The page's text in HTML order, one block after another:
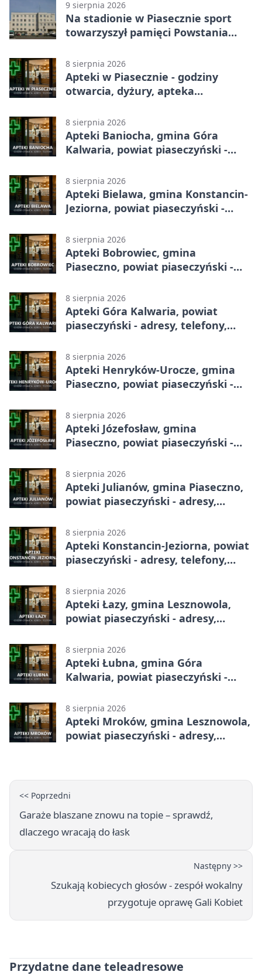
9 sierpnia 2026
Na stadionie w Piasecznie sport
towarzyszył pamięci Powstania
8 sierpnia 2026
Apteki w Piasecznie - godziny
otwarcia, dyżury, apteka
8 sierpnia 2026
Apteki Baniocha, gmina Góra
Kalwaria, powiat piaseczyński -
8 sierpnia 2026
Apteki Bielawa, gmina Konstancin-
Jeziorna, powiat piaseczyński -
8 sierpnia 2026
Apteki Bobrowiec, gmina
Piaseczno, powiat piaseczyński -
8 sierpnia 2026
Apteki Góra Kalwaria, powiat
piaseczyński - adresy, telefony,
8 sierpnia 2026
Apteki Henryków-Urocze, gmina
Piaseczno, powiat piaseczyński -
8 sierpnia 2026
Apteki Józefosław, gmina
Piaseczno, powiat piaseczyński -
8 sierpnia 2026
Apteki Julianów, gmina Piaseczno,
powiat piaseczyński - adresy,
8 sierpnia 2026
Apteki Konstancin-Jeziorna, powiat
piaseczyński - adresy, telefony,
8 sierpnia 2026
Apteki Łazy, gmina Lesznowola,
powiat piaseczyński - adresy,
8 sierpnia 2026
Apteki Łubna, gmina Góra
Kalwaria, powiat piaseczyński -
8 sierpnia 2026
Apteki Mroków, gmina Lesznowola,
powiat piaseczyński - adresy,
<< Poprzedni
Garaże blaszane znowu na topie – sprawdź,
dlaczego wracają do łask
Następny >>
Szukają kobiecych głosów - zespół wokalny
przygotuje oprawę Gali Kobiet
Przydatne dane teleadresowe